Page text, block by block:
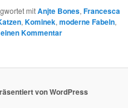
mitAnjte Bones, Francesca
, Kominek, moderne Fabeln,
Kommentar
von WordPress